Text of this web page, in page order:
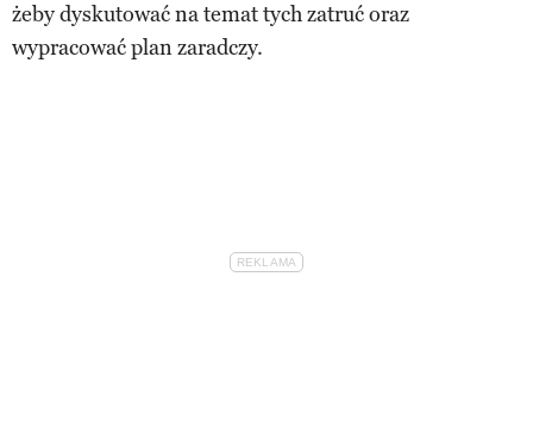
żeby dyskutować na temat tych zatruć oraz
wypracować plan zaradczy.